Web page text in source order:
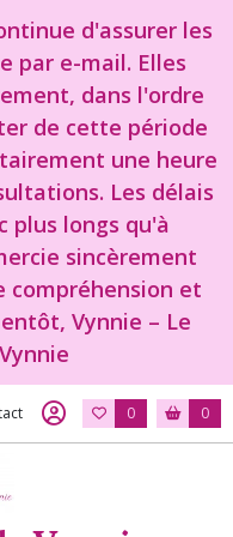
d'assurer les
par e-mail. Elles
dans l'ordre
de cette période
une heure
Les délais
plus longs qu'à
sincèrement
compréhension et
Vynnie – Le
0 0